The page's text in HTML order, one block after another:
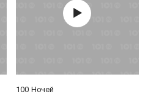
100 Ночей